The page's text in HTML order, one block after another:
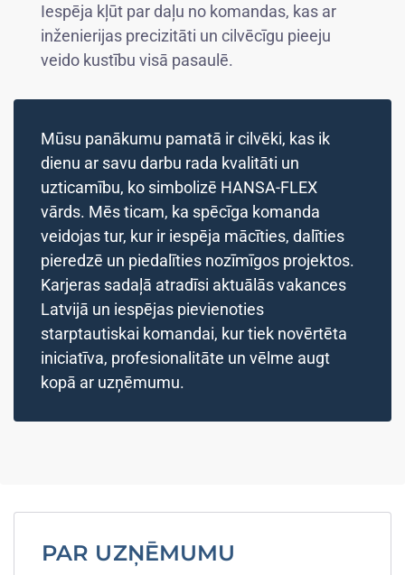
Iespēja kļūt par daļu no komandas, kas ar
inženierijas precizitāti un cilvēcīgu pieeju
veido kustību visā pasaulē.
Mūsu panākumu pamatā ir cilvēki, kas ik
dienu ar savu darbu rada kvalitāti un
uzticamību, ko simbolizē HANSA-FLEX
vārds. Mēs ticam, ka spēcīga komanda
veidojas tur, kur ir iespēja mācīties, dalīties
pieredzē un piedalīties nozīmīgos projektos.
Karjeras sadaļā atradīsi aktuālās vakances
Latvijā un iespējas pievienoties
starptautiskai komandai, kur tiek novērtēta
iniciatīva, profesionalitāte un vēlme augt
kopā ar uzņēmumu.
PAR UZŅĒMUMU